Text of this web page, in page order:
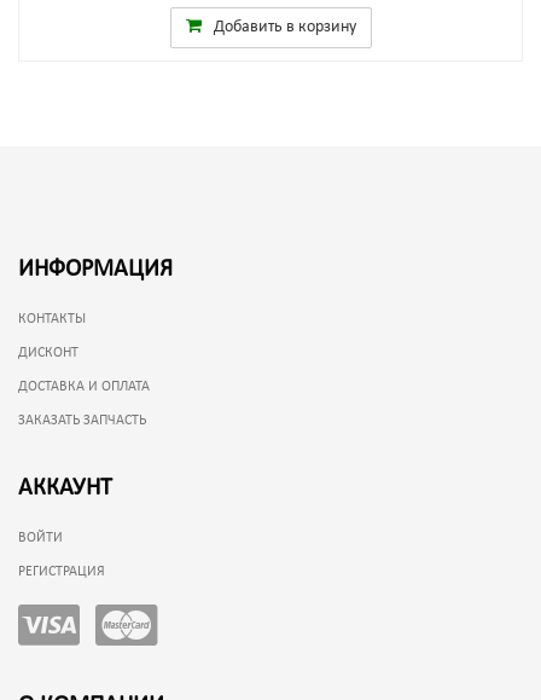
Добавить в корзину
ИНФОРМАЦИЯ
КОНТАКТЫ
ДИСКОНТ
ДОСТАВКА И ОПЛАТА
ЗАКАЗАТЬ ЗАПЧАСТЬ
АККАУНТ
ВОЙТИ
РЕГИСТРАЦИЯ